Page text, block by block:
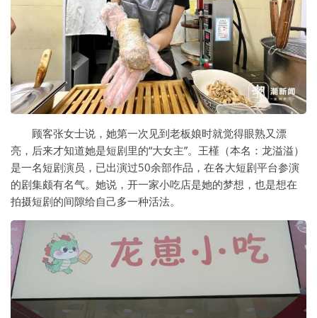
顾客张女士说，她第一次见到老板娘时就觉得眼熟又漂
亮，后来才知道她是短剧里的“大女主”。王槿（本名：龙溢溢）
是一名短剧演员，已出演过50余部作品，在各大短剧平台参演
的剧集颇有名气。她说，开一家小吃店是她的梦想，也是想在
拍摄短剧的间隙给自己多一种活法。